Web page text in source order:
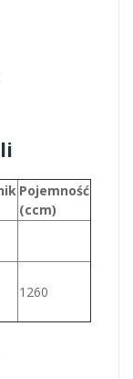
Pojemność
(ccm)
1260